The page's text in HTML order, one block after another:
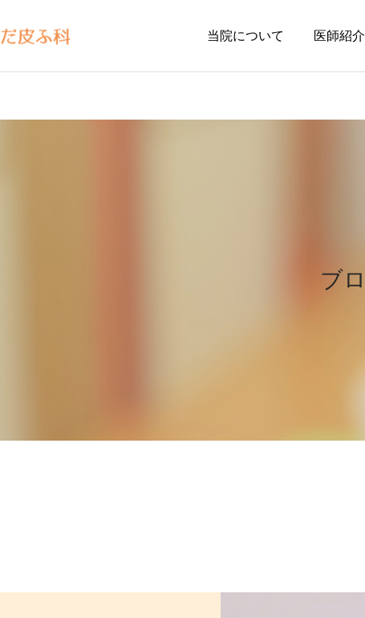
当院について 医師紹介
～エキシマライト（紫外線ブ